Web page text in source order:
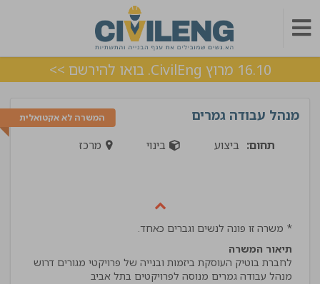
16.10 מרוץ CivilEng. בואו להירשם >>
המשרה לא אקטואלית מנהל עבודה גמרים
תחום: ביצוע בינוי מרכז
* משרה זו פונה לנשים וגברים כאחד.
תיאור המשרה
לחברת בוטיק העוסקת ביזמות ובנייה של פרויקטי מגורים דרוש
מנהל עבודה גמרים מנוסה לפרויקטים בתל אביב